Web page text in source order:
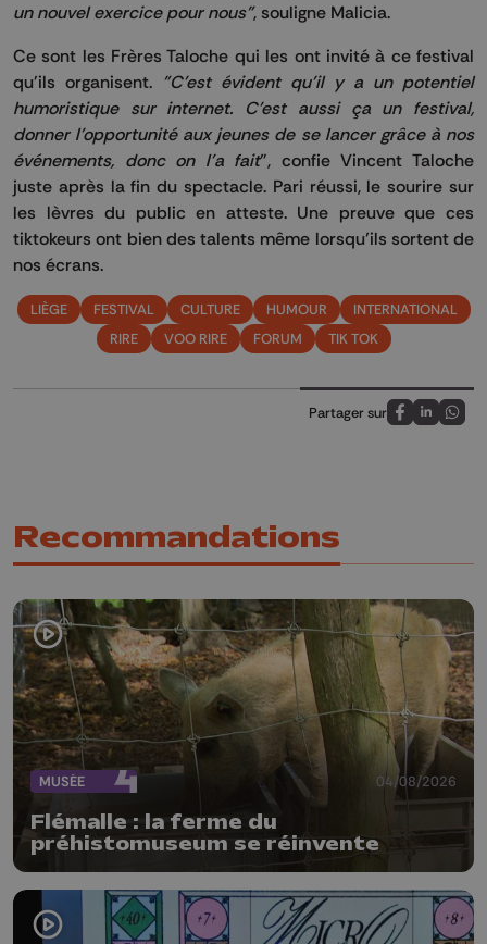
un nouvel exercice pour nous", souligne Malicia.
Ce sont les Frères Taloche qui les ont invité à ce festival
qu'ils organisent. "C'est évident qu'il y a un potentiel
humoristique sur internet. C'est aussi ça un festival,
donner l'opportunité aux jeunes de se lancer grâce à nos
événements, donc on l'a fait", confie Vincent Taloche
juste après la fin du spectacle. Pari réussi, le sourire sur
les lèvres du public en atteste. Une preuve que ces
tiktokeurs ont bien des talents même lorsqu’ils sortent de
nos écrans.
LIÈGE FESTIVAL CULTURE HUMOUR
INTERNATIONAL
RIRE
VOO RIRE FORUM TIK TOK
Partager sur
Partagez sur
Partagez
Recommandations
MUSÉE 04/08/2026
Flémalle : la ferme du
préhistomuseum se réinvente